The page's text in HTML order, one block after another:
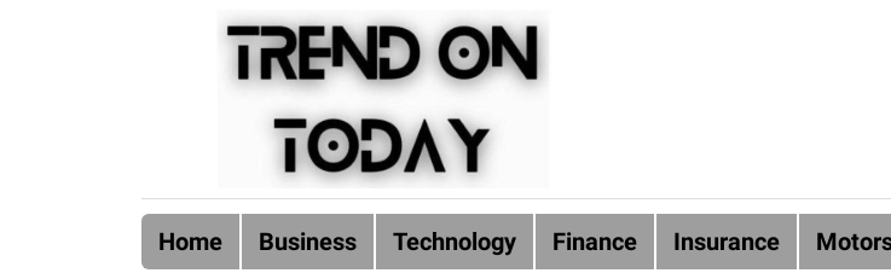
Home Business Technology Finance Insurance